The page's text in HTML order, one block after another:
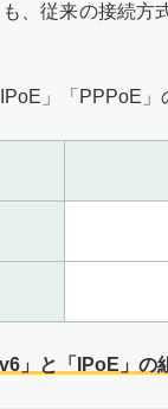
、従来の接続方
」「PPPoE」
」と「IPoE」の